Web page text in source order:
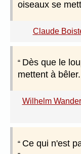
oiseaux se
Claude
Dès que le
mettent à bêler.
Wilhelm Wander
Ce qui n'est